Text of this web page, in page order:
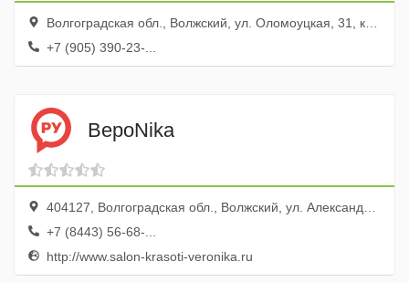
Волгоградская обл., Волжский, ул. Оломоуцкая, 31, корп.В
+7 (905) 390-23-...
ВероNika
404127, Волгоградская обл., Волжский, ул. Александрова, 39
+7 (8443) 56-68-...
http://www.salon-krasoti-veronika.ru